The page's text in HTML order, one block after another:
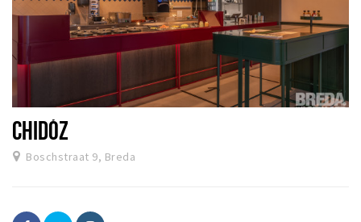
CHIDÓZ
Boschstraat 9, Breda